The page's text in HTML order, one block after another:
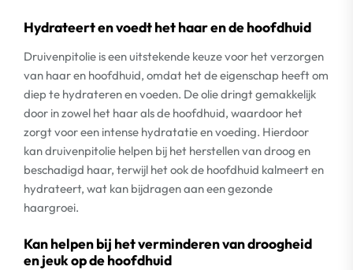
Hydrateert en voedt het haar en de hoofdhuid
Druivenpitolie is een uitstekende keuze voor het verzorgen
van haar en hoofdhuid, omdat het de eigenschap heeft om
diep te hydrateren en voeden. De olie dringt gemakkelijk
door in zowel het haar als de hoofdhuid, waardoor het
zorgt voor een intense hydratatie en voeding. Hierdoor
kan druivenpitolie helpen bij het herstellen van droog en
beschadigd haar, terwijl het ook de hoofdhuid kalmeert en
hydrateert, wat kan bijdragen aan een gezonde
haargroei.
Kan helpen bij het verminderen van droogheid
en jeuk op de hoofdhuid